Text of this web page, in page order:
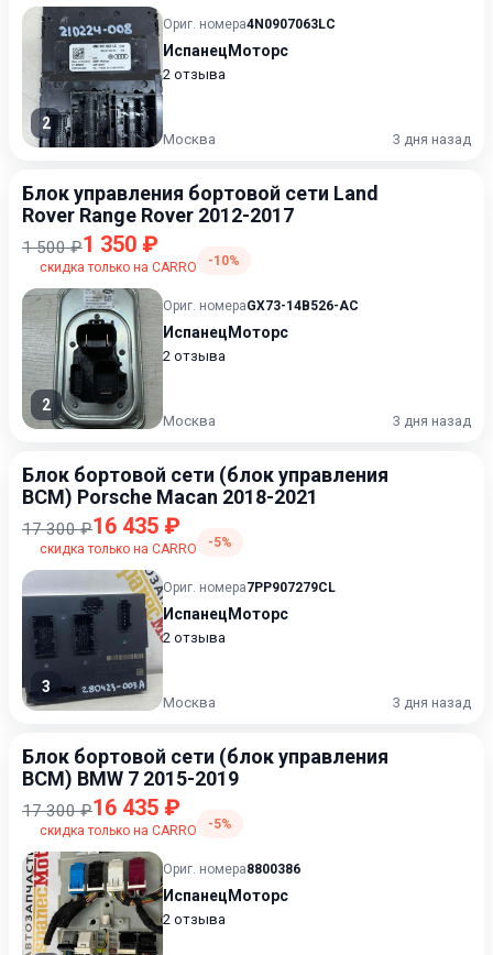
2
Ориг. номера4N0907063LC
ИспанецМоторс
2 отзыва
Москва 3 дня назад
Блок управления бортовой сети Land
Rover Range Rover 2012-2017
1 500 ₽1 350 ₽
скидка только на CARRO -10%
2
Ориг. номераGX73-14B526-AC
ИспанецМоторс
2 отзыва
Москва 3 дня назад
Блок бортовой сети (блок управления
BCM) Porsche Macan 2018-2021
17 300 ₽16 435 ₽
скидка только на CARRO -5%
3
Ориг. номера7PP907279CL
ИспанецМоторс
2 отзыва
Москва 3 дня назад
Блок бортовой сети (блок управления
BCM) BMW 7 2015-2019
17 300 ₽16 435 ₽
скидка только на CARRO -5%
Ориг. номера8800386
ИспанецМоторс
2 отзыва